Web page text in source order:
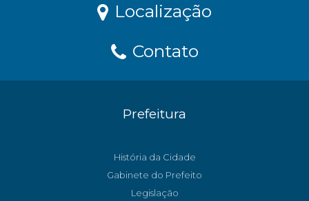
Localização
Contato
Prefeitura
História da Cidade
Gabinete do Prefeito
Legislação